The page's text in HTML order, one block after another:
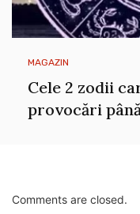
MAGAZIN
Cele 2 zodii
provocări
Comments are closed.